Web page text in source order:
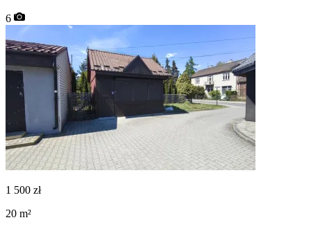
6
1 500 zł
20 m²